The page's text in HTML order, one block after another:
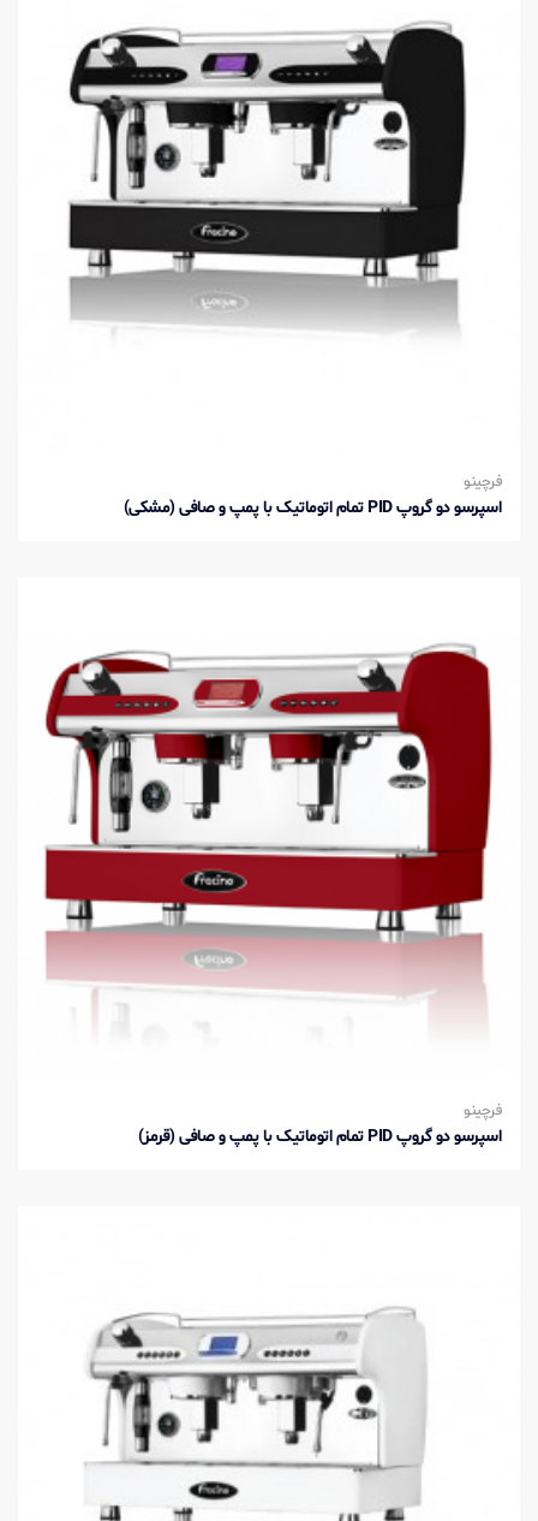
فرچینو
اسپرسو دو گروپ PID تمام اتوماتیک با پمپ و صافی (مشکی)
فرچینو
اسپرسو دو گروپ PID تمام اتوماتیک با پمپ و صافی (قرمز)